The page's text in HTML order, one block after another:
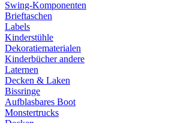
Swing-Komponenten
Brieftaschen
Labels
Kinderstühle
Dekoratiematerialen
Kinderbücher andere
Laternen
Decken & Laken
Bissringe
Aufblasbares Boot
Monstertrucks